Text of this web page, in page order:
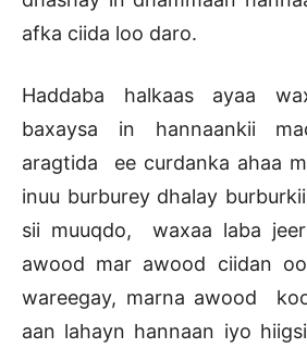
afka ciida loo daro.
Haddaba halkaas ayaa
baxaysa in hannaankii
aragtida ee curdanka ahaa
inuu burburey dhalay
sii muuqdo, waxaa laba
awood mar awood ciidan
wareegay, marna awood
aan lahayn hannaan iyo